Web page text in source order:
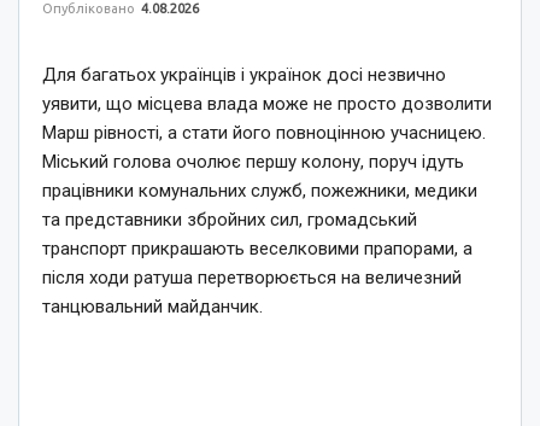
Опубліковано 4.08.2026
Для багатьох українців і українок досі незвично
уявити, що місцева влада може не просто дозволити
Марш рівності, а стати його повноцінною учасницею.
Міський голова очолює першу колону, поруч ідуть
працівники комунальних служб, пожежники, медики
та представники збройних сил, громадський
транспорт прикрашають веселковими прапорами, а
після ходи ратуша перетворюється на величезний
танцювальний майданчик.